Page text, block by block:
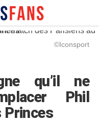
©Iconsport
qu’il ne
Phil
Princes